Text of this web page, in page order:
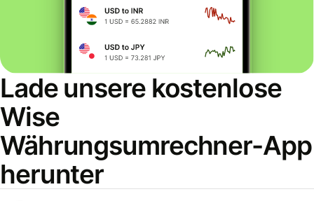
Lade unsere kostenlose
Wise
Währungsumrechner-App
herunter